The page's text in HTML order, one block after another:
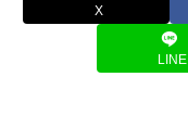
X
LINE